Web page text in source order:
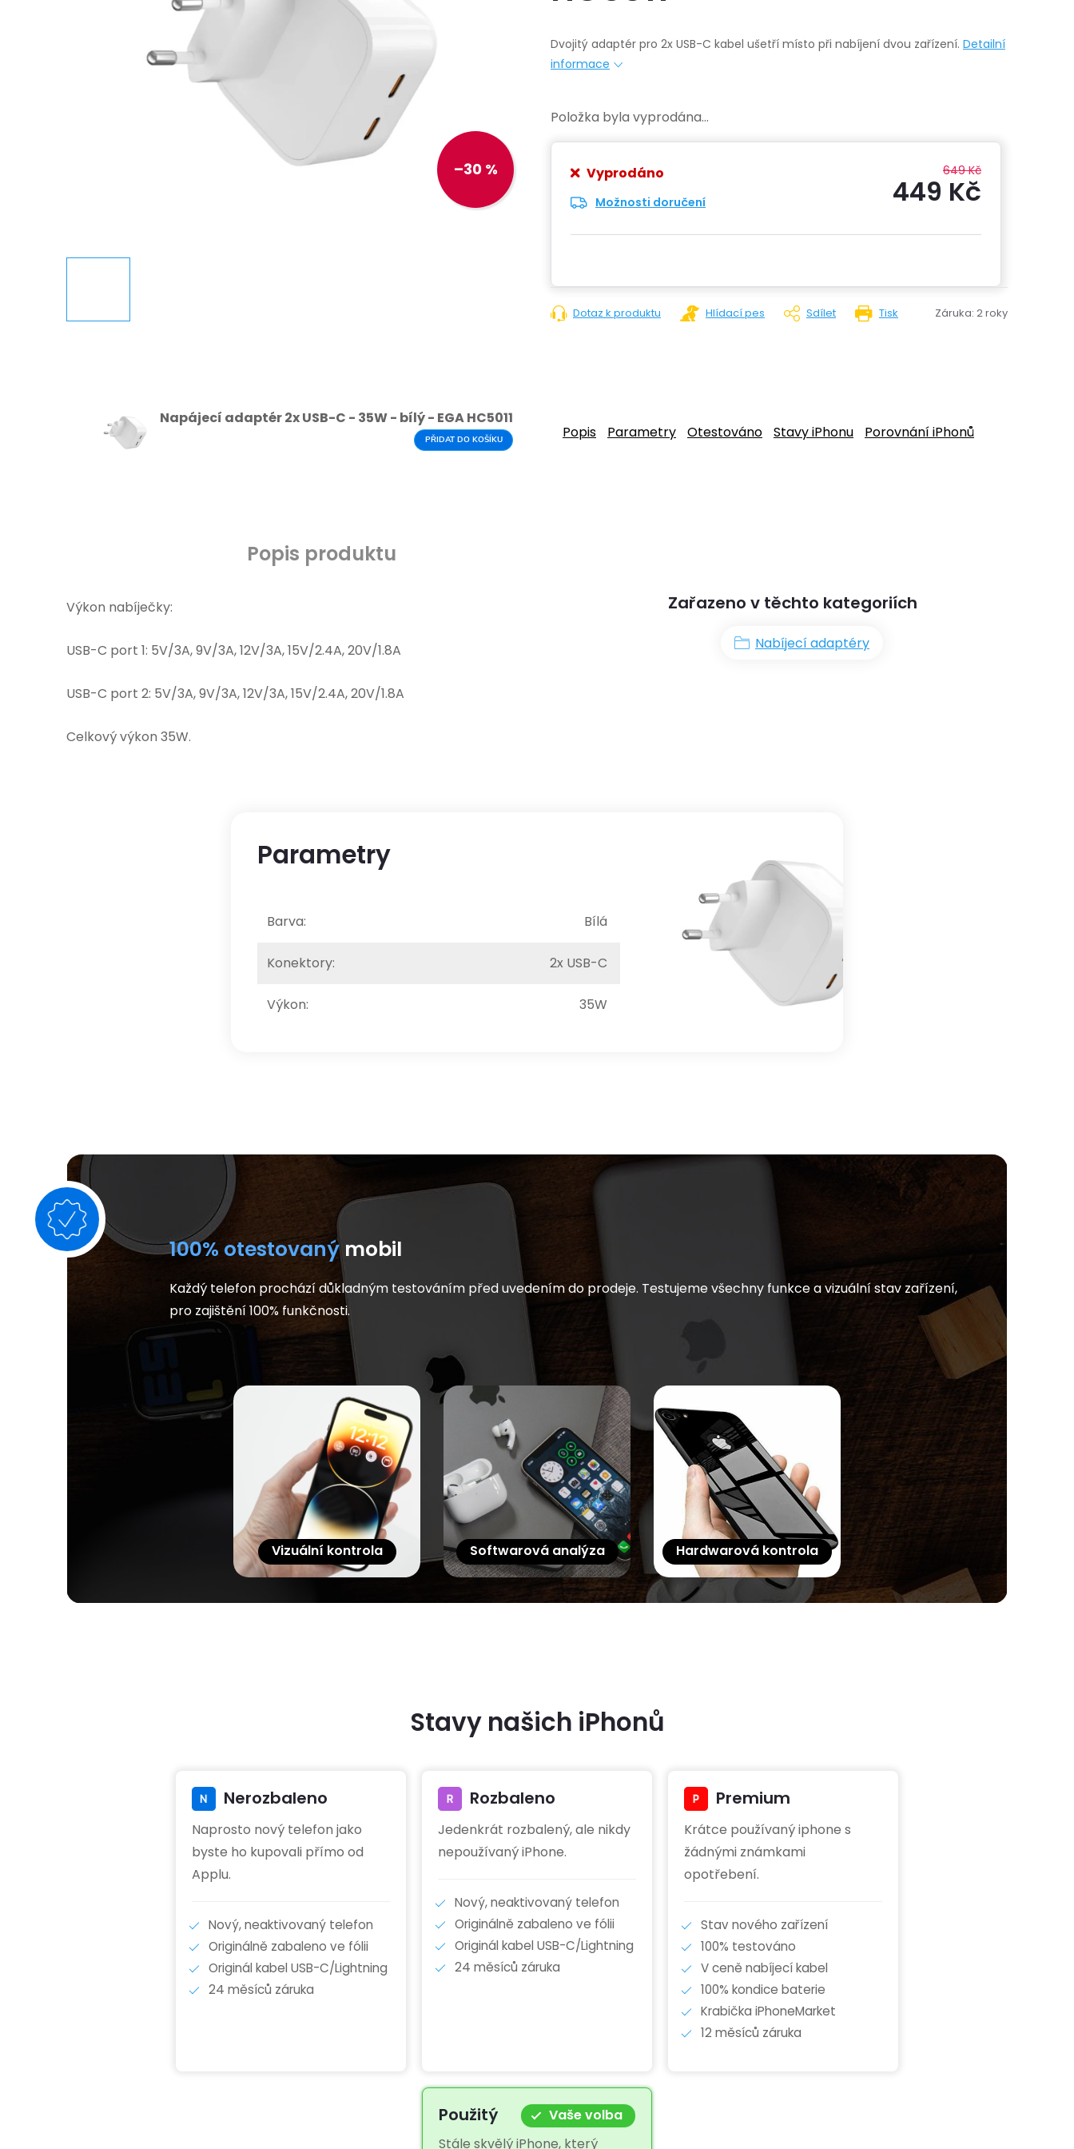
–30 %
Dvojitý adaptér pro 2x USB-C kabel ušetří místo při nabíjení dvou zařízení. Detailní
informace
Položka byla vyprodána…
Vyprodáno
Možnosti doručení
649 Kč
449 Kč
cena:
Tisk
Dotaz k produktu Hlídací pes Sdílet Záruka: 2 roky
Napájecí adaptér 2x USB-C - 35W - bílý - EGA HC5011
PŘIDAT DO KOŠÍKU Popis Parametry Otestováno Stavy iPhonu Porovnání iPhonů
Popis produktu
Výkon nabíječky:
USB-C port 1: 5V/3A, 9V/3A, 12V/3A, 15V/2.4A, 20V/1.8A
USB-C port 2: 5V/3A, 9V/3A, 12V/3A, 15V/2.4A, 20V/1.8A
Celkový výkon 35W.
Zařazeno v těchto kategoriích
Nabíjecí adaptéry
Parametry
Barva: Bílá
Konektory: 2x USB-C
Výkon: 35W
100% otestovaný mobil
Každý telefon prochází důkladným testováním před uvedením do prodeje. Testujeme všechny funkce a vizuální stav zařízení,
pro zajištění 100% funkčnosti.
Vizuální kontrola Softwarová analýza Hardwarová kontrola
Stavy našich iPhonů
Nerozbaleno
Naprosto nový telefon jako
byste ho kupovali přímo od
Applu.
Nový, neaktivovaný telefon
Originálně zabaleno ve fólii
Originál kabel USB-C/Lightning
24 měsíců záruka
Rozbaleno
Jedenkrát rozbalený, ale nikdy
nepoužívaný iPhone.
Nový, neaktivovaný telefon
Originálně zabaleno ve fólii
Originál kabel USB-C/Lightning
24 měsíců záruka
Premium
Krátce používaný iphone s
žádnými známkami
opotřebení.
Stav nového zařízení
100% testováno
V ceně nabíjecí kabel
100% kondice baterie
Krabička iPhoneMarket
12 měsíců záruka
Použitý
Vaše volba
Stále skvělý iPhone, který